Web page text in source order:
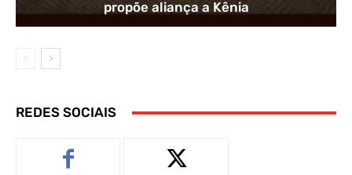
propõe aliança a Kênia
REDES SOCIAIS